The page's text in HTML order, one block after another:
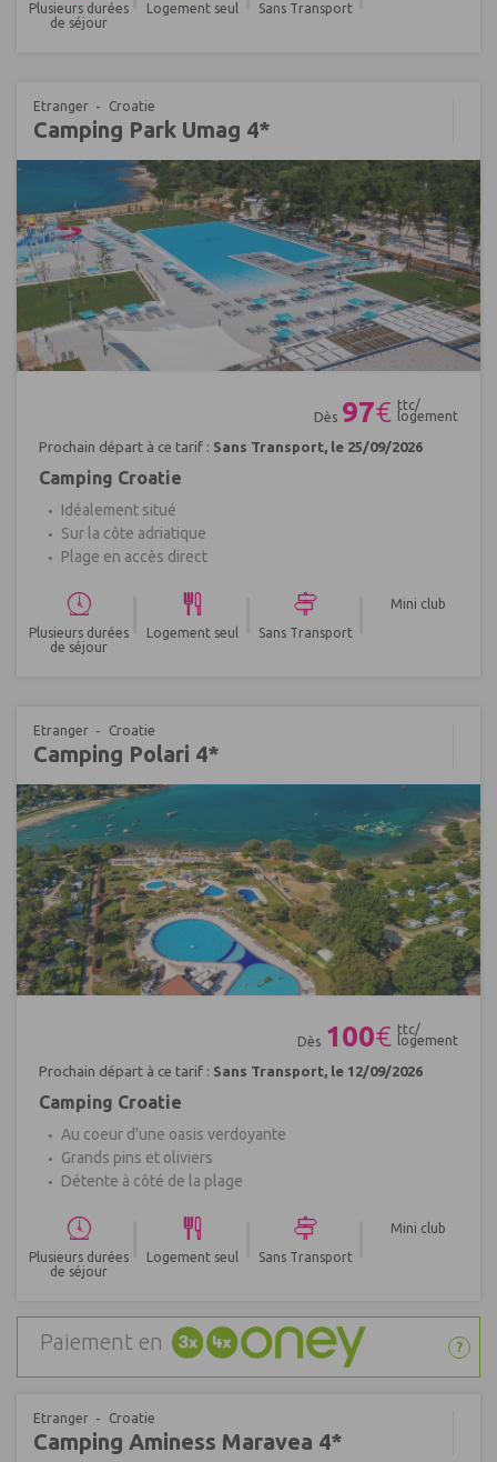
Plusieurs durées
de séjour
Logement seul Sans Transport
Etranger Croatie
Camping Park Umag 4*
Dès 97€ ttc/
logement
Prochain départ à ce tarif : Sans Transport, le 25/09/2026
Camping Croatie
Idéalement situé
Sur la côte adriatique
Plage en accès direct
Plusieurs durées
de séjour
Logement seul Sans Transport
Mini club
Etranger Croatie
Camping Polari 4*
Dès 100€ ttc/
logement
Prochain départ à ce tarif : Sans Transport, le 12/09/2026
Camping Croatie
Au coeur d'une oasis verdoyante
Grands pins et oliviers
Détente à côté de la plage
Plusieurs durées
de séjour
Logement seul Sans Transport
Mini club
Paiement en ?
Etranger Croatie
Camping Aminess Maravea 4*